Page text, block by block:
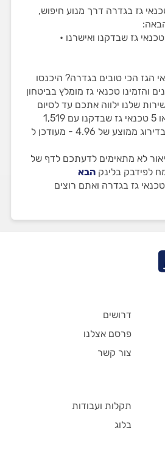
גז בגדרה דרך מנוע חיפוש,
טכנאי גז בגדרה » 5 טכנאי גז שבדקנו ואישרנו •
הגז הכי טובים בגדרה? היכנסו
והזמינו טכנאי גז מומלץ בביטחון
שלנו ילווה אתכם עד לסיום
העבודה. באתר תמצאו 5 טכנאי גז שבדקנו עם 1,519
חוות דעת מאומתות, בדירוג ממוצע של 4.96 - מעודכן ל
לא מתאימים לדעתכם לדף של
לפידבק בלינק הבא
גז בגדרה ואתם רוצים
דרושים
פרסם אצלנו
צור קשר
תקלות ועבודות
בלוג